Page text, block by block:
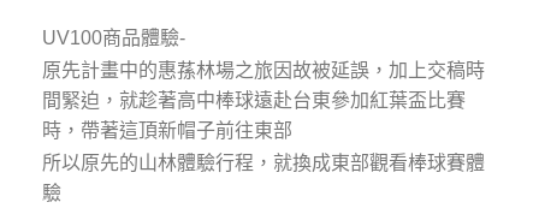
UV100商品體驗-
原先計畫中的惠蓀林場之旅因故被延誤，加上交稿時
間緊迫，就趁著高中棒球遠赴台東參加紅葉盃比賽
時，帶著這頂新帽子前往東部
所以原先的山林體驗行程，就換成東部觀看棒球賽體
驗